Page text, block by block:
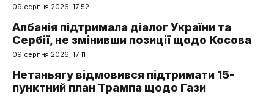
09 серпня 2026, 17:52
Албанія підтримала діалог України та
Сербії, не змінивши позиції щодо Косова
09 серпня 2026, 17:11
Нетаньягу відмовився підтримати 15-
пунктний план Трампа щодо Гази